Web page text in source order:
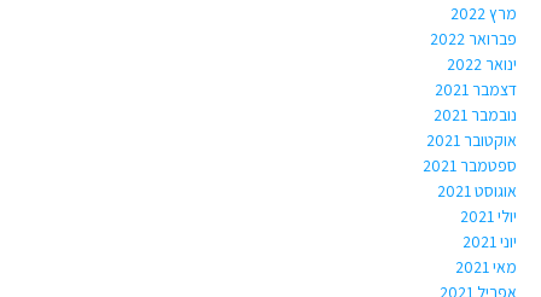
מרץ 2022
פברואר 2022
ינואר 2022
דצמבר 2021
נובמבר 2021
אוקטובר 2021
ספטמבר 2021
אוגוסט 2021
יולי 2021
יוני 2021
מאי 2021
אפריל 2021